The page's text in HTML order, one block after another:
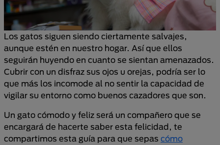
Los gatos siguen siendo ciertamente salvajes,
aunque estén en nuestro hogar. Así que ellos
seguirán huyendo en cuanto se sientan amenazados.
Cubrir con un disfraz sus ojos u orejas, podría ser lo
que más los incomode al no sentir la capacidad de
vigilar su entorno como buenos cazadores que son.
Un gato cómodo y feliz será un compañero que se
encargará de hacerte saber esta felicidad, te
compartimos esta guía para que sepas cómo